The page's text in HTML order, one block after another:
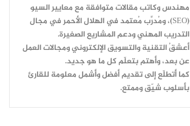
مهندس وكاتب مقالات متوافقة مع معايير السيو
(SEO)، ومُدرِّب مُعتمد في الهلال الأحمر في مجال
التدريب المهني ودعم المشاريع الصغيرة.
أعشقُ التقنية والتسويق الإلكتروني ومجالات العمل
عن بعد، وأهتم بتعلّم كل ما هو جديد.
كما أتطلّع إلى تقديم أفضل وأشمل معلومة للقارئ
بأسلوب شيّق وممتع.